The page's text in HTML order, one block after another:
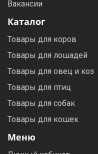
Вакансии
Каталог
Товары для коров
Товары для лошадей
Товары для овец и коз
Товары для птиц
Товары для собак
Товары для кошек
Меню